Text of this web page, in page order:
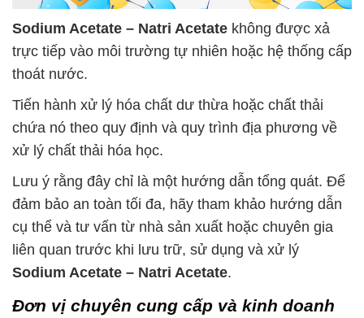
Sodium Acetate – Natri Acetate không được xả
trực tiếp vào môi trường tự nhiên hoặc hệ thống cấp
thoát nước.
Tiến hành xử lý hóa chất dư thừa hoặc chất thải
chứa nó theo quy định và quy trình địa phương về
xử lý chất thải hóa học.
Lưu ý rằng đây chỉ là một hướng dẫn tổng quát. Để
đảm bảo an toàn tối đa, hãy tham khảo hướng dẫn
cụ thể và tư vấn từ nhà sản xuất hoặc chuyên gia
liên quan trước khi lưu trữ, sử dụng và xử lý
Sodium Acetate – Natri Acetate.
Đơn vị chuyên cung cấp và kinh doanh